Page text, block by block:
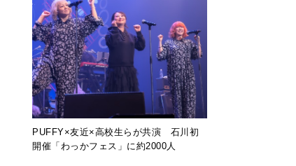
PUFFY×友近×高校生らが共演 石川初
開催「わっかフェス」に約2000人